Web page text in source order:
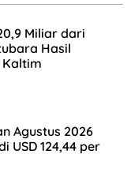
Miliar dari
Hasil
Kaltim
Agustus 2026
USD 124,44 per